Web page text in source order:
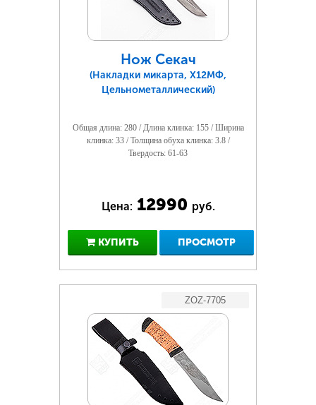
Нож Секач
(Накладки микарта, Х12МФ,
Цельнометаллический)
Общая длина: 280 / Длина клинка: 155 / Ширина
клинка: 33 / Толщина обуха клинка: 3.8 /
Твердость: 61-63
Цена: 12990 руб.
КУПИТЬ ПРОСМОТР
ZOZ-7705